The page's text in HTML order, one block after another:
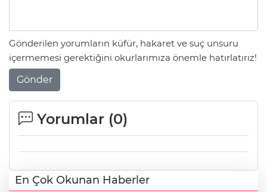
Gönderilen yorumların küfür, hakaret ve suç unsuru
içermemesi gerektiğini okurlarımıza önemle hatırlatırız!
Gönder
Yorumlar (0)
En Çok Okunan Haberler